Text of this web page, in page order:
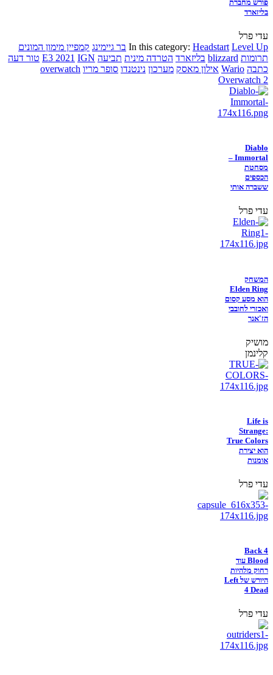
פורש מחברת
בליזארד
עדי פרל
In this category: Headstart Level Up בר גיימינג קמפיין מימון המונים
תרומות blizzard בליזארד הטרדה מינית תביעה E3 2021 IGN
טור דעה
כתבה Wario אילון מאסק מערכון נינטנדו סופר מריו overwatch
Overwatch 2
Diablo
Immortal –
מסחטת
הכספים
ששברה אותי
עדי פרל
המשחק
Elden Ring
הוא מסע קסום
ואכזרי לחובבי
הז'אנר
מושיק
קלינמן
Life is
Strange:
True Colors
הוא יצירת
אומנות
עדי פרל
Back 4
Blood עוד
רחוק מלהיות
היורש של Left
4 Dead
עדי פרל